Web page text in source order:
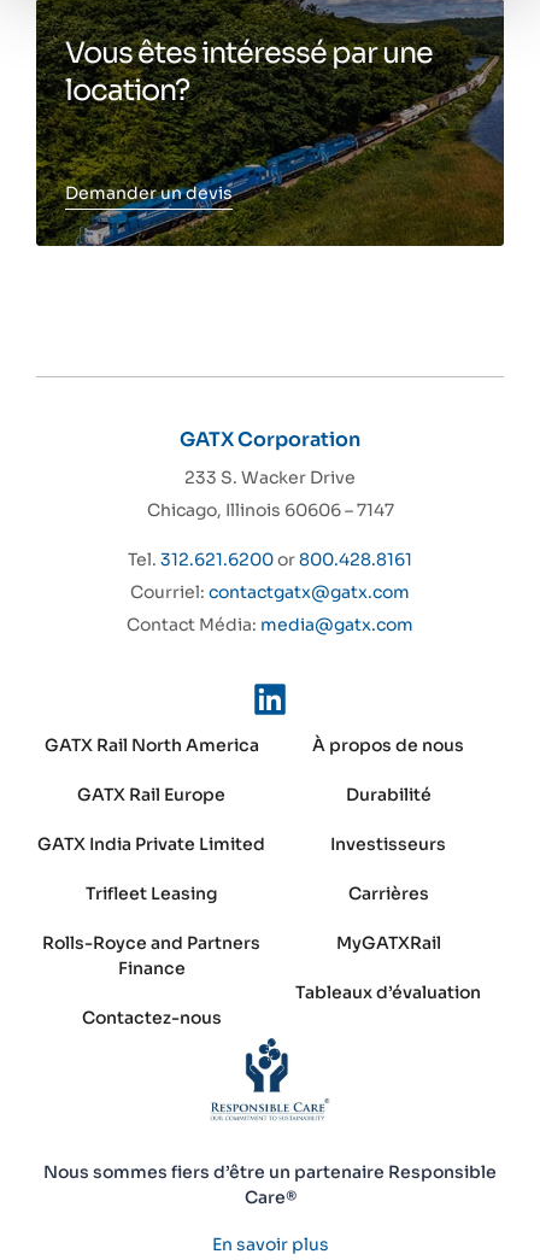
Vous êtes intéressé par une
location?
Demander un devis
GATX Corporation
233 S. Wacker Drive
Chicago, Illinois 60606 – 7147
Tel. 312.621.6200or800.428.8161
Courriel: contactgatx@gatx.com
Contact Média: media@gatx.com
GATX Rail North America
GATX Rail Europe
GATX India Private Limited
Trifleet Leasing
Rolls-Royce and Partners
Finance
Contactez-nous
À propos de nous
Durabilité
Investisseurs
Carrières
MyGATXRail
Tableaux d’évaluation
Nous sommes fiers d’être un partenaire Responsible
Care®
En savoir plus